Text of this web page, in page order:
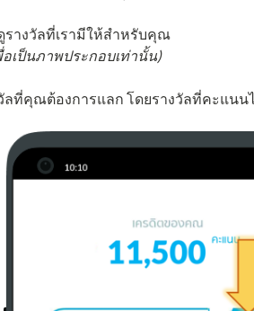
รางวัลที่เรามีให้สำหรับคุณ
เป็นภาพประกอบเท่านั้น)
ที่คุณต้องการแลก โดยรางวัลที่คะแนน